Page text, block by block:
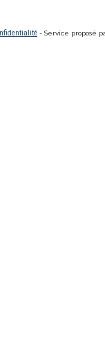
- Service proposé